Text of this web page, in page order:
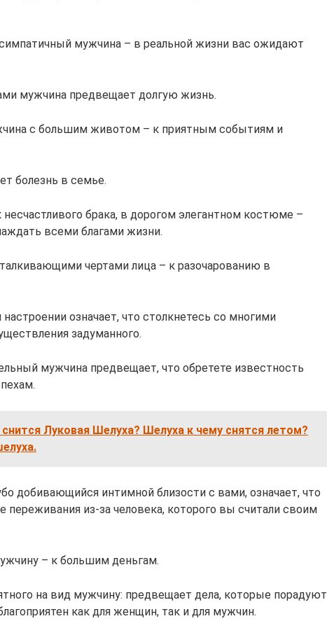
мужчина – в реальной жизни вас ожидают
мужчина предвещает долгую жизнь.
с большим животом – к приятным событиям и
болезнь в семье.
брака, в дорогом элегантном костюме –
всеми благами жизни.
чертами лица – к разочарованию в
означает, что столкнетесь со многими
задуманного.
мужчина предвещает, что обретете известность
Луковая Шелуха? Шелуха к чему снятся летом?
добивающийся интимной близости с вами, означает, что
переживания из-за человека, которого вы считали своим
– к большим деньгам.
на вид мужчину: предвещает дела, которые порадуют
как для женщин, так и для мужчин.